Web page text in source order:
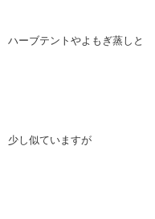
ハーブテントやよもぎ蒸しと
少し似ていますが